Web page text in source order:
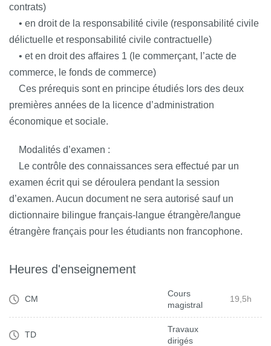
contrats)
• en droit de la responsabilité civile (responsabilité civile
délictuelle et responsabilité civile contractuelle)
• et en droit des affaires 1 (le commerçant, l’acte de
commerce, le fonds de commerce)
Ces prérequis sont en principe étudiés lors des deux
premières années de la licence d’administration
économique et sociale.
Modalités d’examen :
Le contrôle des connaissances sera effectué par un
examen écrit qui se déroulera pendant la session
d’examen. Aucun document ne sera autorisé sauf un
dictionnaire bilingue français-langue étrangère/langue
étrangère français pour les étudiants non francophone.
Heures d'enseignement
CM
Cours
magistral
19,5h
TD
Travaux
dirigés